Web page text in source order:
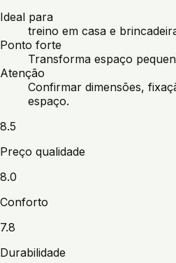
Ideal para
treino em casa e
Ponto forte
Transforma espaço
Atenção
Confirmar dimensões,
espaço.
8.5
Preço qualidade
8.0
Conforto
7.8
Durabilidade